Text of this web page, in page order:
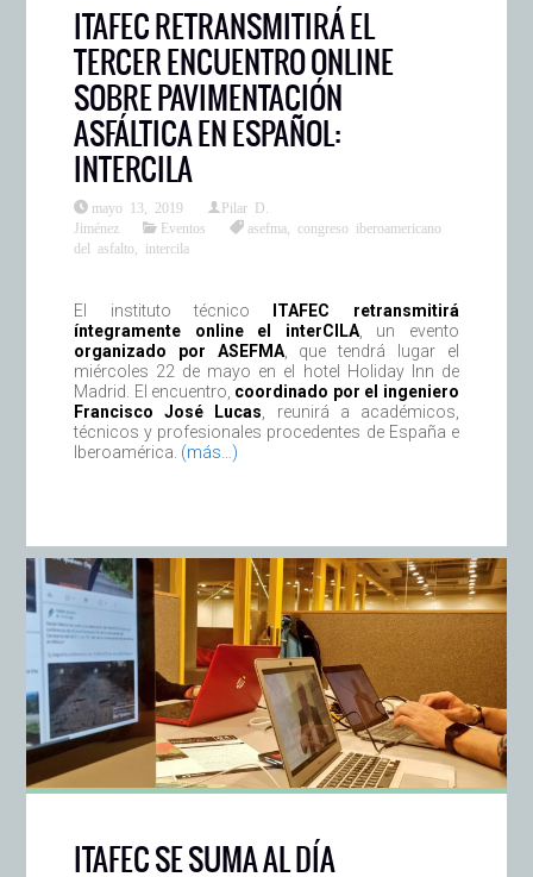
ITAFEC RETRANSMITIRÁ EL
TERCER ENCUENTRO ONLINE
SOBRE PAVIMENTACIÓN
ASFÁLTICA EN ESPAÑOL:
INTERCILA
mayo 13, 2019
Pilar D.
Jiménez
Eventos asefma ,congreso iberoamericano
del asfalto
intercila
El instituto técnico
ITAFEC retransmitirá
íntegramente online el interCILA, un evento
organizado por ASEFMA, que tendrá lugar el
miércoles 22 de mayo en el hotel Holiday Inn de
Madrid. El encuentro, coordinado por el ingeniero
Francisco José Lucas , reunirá a académicos,
técnicos y profesionales procedentes de España e
Iberoamérica. (más…)
ITAFEC SE SUMA AL DÍA